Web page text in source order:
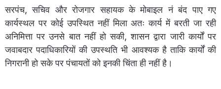
सरपंच, सचिव और रोजगार सहायक के मोबाइल नं बंद पाए गए
कार्यस्थल पर कोई उपस्थित नहीं मिला अतः कार्य में बरती जा रही
अनिमित्ता पर उनसे बात नहीं हो सकी, शासन द्वारा जारी कार्यों पर
जवाबदार पदाधिकारियों की उपस्थति भी आवश्यक है ताकि कार्यों की
निगरानी हो सके पर पंचायतों को इनकी चिंता ही नहीं है।